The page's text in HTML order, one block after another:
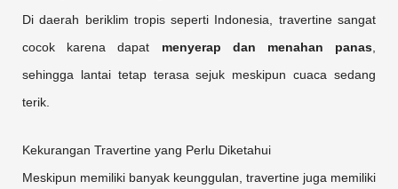
Di daerah beriklim tropis seperti Indonesia, travertine sangat
cocok karena dapat menyerap dan menahan panas
sehingga lantai tetap terasa sejuk meskipun cuaca sedang
terik.
Kekurangan Travertine yang Perlu Diketahui
Meskipun memiliki banyak keunggulan, travertine juga memiliki